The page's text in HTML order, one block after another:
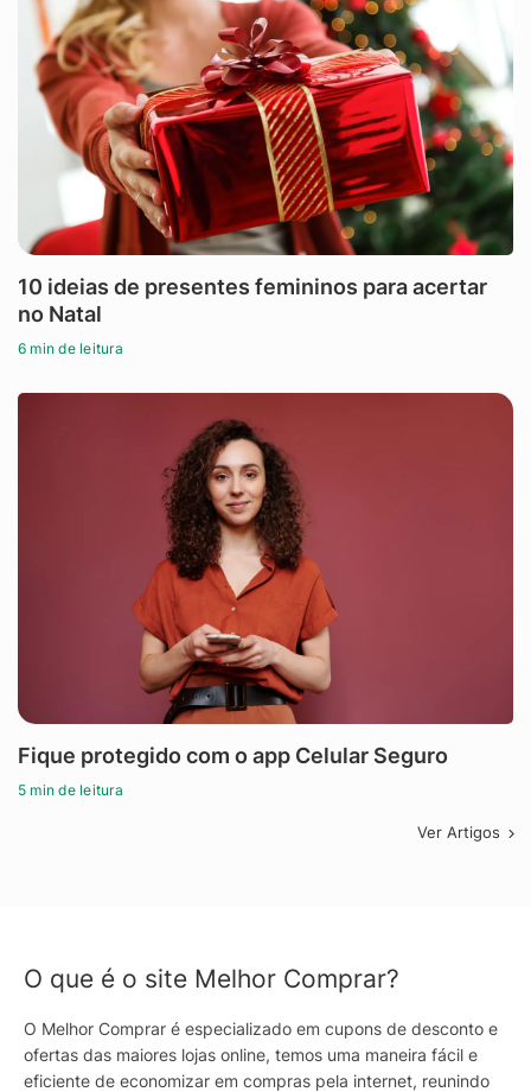
10 ideias de presentes femininos para acertar
no Natal
6 min de leitura
Fique protegido com o app Celular Seguro
5 min de leitura
Ver Artigos
O que é o site Melhor Comprar?
O Melhor Comprar é especializado em cupons de desconto e
ofertas das maiores lojas online, temos uma maneira fácil e
eficiente de economizar em compras pela internet, reunindo